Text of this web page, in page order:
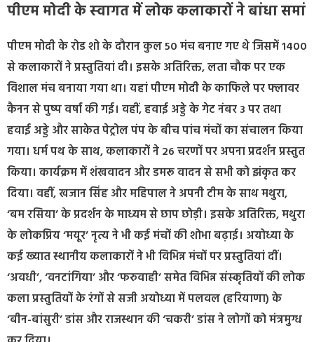
पीएम मोदी के स्‍वागत में लोक कलाकारों ने बांधा समां
पीएम मोदी के रोड शो के दौरान कुल 50 मंच बनाए गए थे जिसमें 1400
से कलाकारों ने प्रस्तुतियां दी। इसके अतिरिक्त, लता चौक पर एक
विशाल मंच बनाया गया था। यहां पीएम मोदी के काफिले पर फ्लावर
कैनन से पुष्प वर्षा की गई। वहीं, हवाई अड्डे के गेट नंबर 3 पर तथा
हवाई अड्डे और साकेत पेट्रोल पंप के बीच पांच मंचों का संचालन किया
गया। धर्म पथ के साथ, कलाकारों ने 26 चरणों पर अपना प्रदर्शन प्रस्तुत
किया। कार्यक्रम में शंखवादन और डमरू वादन से सभी को झंकृत कर
दिया। वहीं, खजान सिंह और महिपाल ने अपनी टीम के साथ मथुरा,
‘बम रसिया’ के प्रदर्शन के माध्यम से छाप छोड़ी। इसके अतिरिक्त, मथुरा
के लोकप्रिय ‘मयूर’ नृत्य ने भी कई मंचों की शोभा बढ़ाई। अयोध्या के
कई ख्यात स्थानीय कलाकारों ने भी विभिन्न मंचों पर प्रस्तुतियां दीं।
‘अवधी’, ‘वनटांगिया’ और ‘फरुवाही’ समेत विभिन्न संस्कृतियों की लोक
कला प्रस्तुतियों के रंगों से सजी अयोध्या में पलवल (हरियाणा) के
‘बीन-बांसुरी’ डांस और राजस्थान की ‘चकरी’ डांस ने लोगों को मंत्रमुग्ध